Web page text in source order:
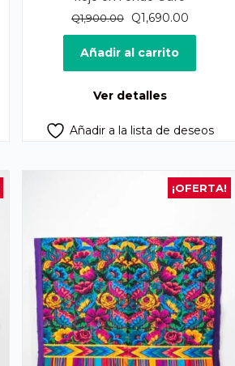
Q1,900.00
El
precio
original
era:
Q1,690.00El
precio
es:
Añadir al carrito
Ver detalles
Añadir a la lista de deseos
¡OFERTA!